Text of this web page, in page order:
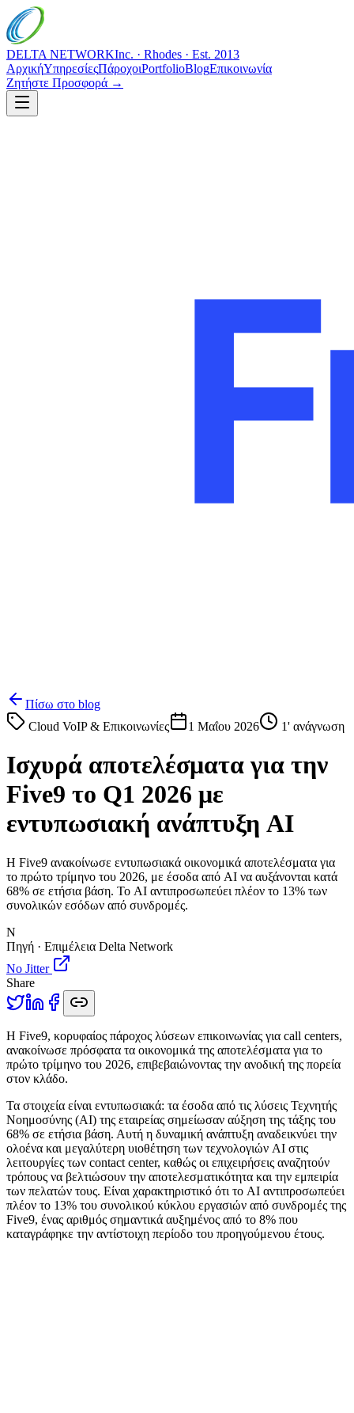
DELTA NETWORKInc. · Rhodes · Est. 2013
ΑρχικήΥπηρεσίεςΠάροχοιPortfolioBlogΕπικοινωνία
Ζητήστε Προσφορά →
Πίσω στο blog
Cloud VoIP & Επικοινωνίες
1 Μαΐου 2026 1' ανάγνωση
Ισχυρά αποτελέσματα για την
Five9 το Q1 2026 με
εντυπωσιακή ανάπτυξη AI
Η Five9 ανακοίνωσε εντυπωσιακά οικονομικά αποτελέσματα για
το πρώτο τρίμηνο του 2026, με έσοδα από AI να αυξάνονται κατά
68% σε ετήσια βάση. Το AI αντιπροσωπεύει πλέον το 13% των
συνολικών εσόδων από συνδρομές.
N
Πηγή · Επιμέλεια Delta Network
No Jitter
Share
Η Five9, κορυφαίος πάροχος λύσεων επικοινωνίας για call centers,
ανακοίνωσε πρόσφατα τα οικονομικά της αποτελέσματα για το
πρώτο τρίμηνο του 2026, επιβεβαιώνοντας την ανοδική της πορεία
στον κλάδο.
Τα στοιχεία είναι εντυπωσιακά: τα έσοδα από τις λύσεις Τεχνητής
Νοημοσύνης (AI) της εταιρείας σημείωσαν αύξηση της τάξης του
68% σε ετήσια βάση. Αυτή η δυναμική ανάπτυξη αναδεικνύει την
ολοένα και μεγαλύτερη υιοθέτηση των τεχνολογιών AI στις
λειτουργίες των contact center, καθώς οι επιχειρήσεις αναζητούν
τρόπους να βελτιώσουν την αποτελεσματικότητα και την εμπειρία
των πελατών τους. Είναι χαρακτηριστικό ότι το AI αντιπροσωπεύει
πλέον το 13% του συνολικού κύκλου εργασιών από συνδρομές της
Five9, ένας αριθμός σημαντικά αυξημένος από το 8% που
καταγράφηκε την αντίστοιχη περίοδο του προηγούμενου έτους.